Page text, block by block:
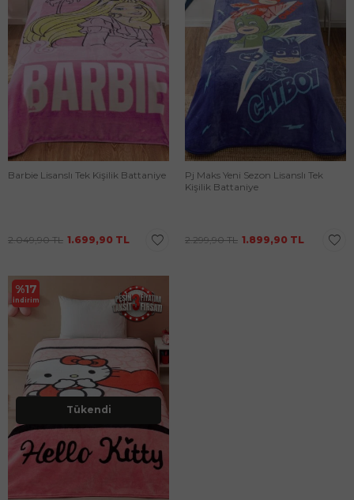
Barbie Lisanslı Tek Kişilik Battaniye
2.049,90TL 1.699,90 TL
Pj Maks Yeni Sezon Lisanslı Tek
Kişilik Battaniye
2.299,90TL 1.899,90 TL
%17
İndirim
Tükendi